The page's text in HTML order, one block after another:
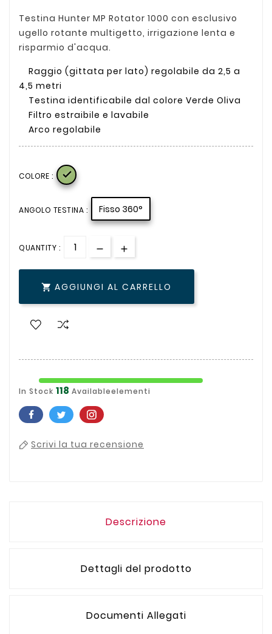
Testina Hunter MP Rotator 1000 con esclusivo
ugello rotante multigetto, irrigazione lenta e
risparmio d'acqua.
Raggio (gittata per lato) regolabile da 2,5 a
4,5 metri
Testina identificabile dal colore Verde Oliva
Filtro estraibile e lavabile
Arco regolabile
COLORE : 
ANGOLO TESTINA : Fisso 360°
QUANTITY :
 AGGIUNGI AL CARRELLO
In Stock 118 Availableelementi
Scrivi la tua recensione
Descrizione
Dettagli del prodotto
Documenti Allegati